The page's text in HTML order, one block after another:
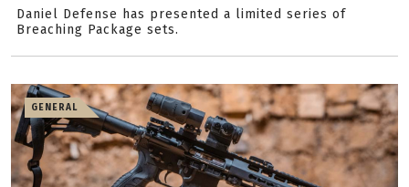
Daniel Defense has presented a limited series of
Breaching Package sets.
GENERAL